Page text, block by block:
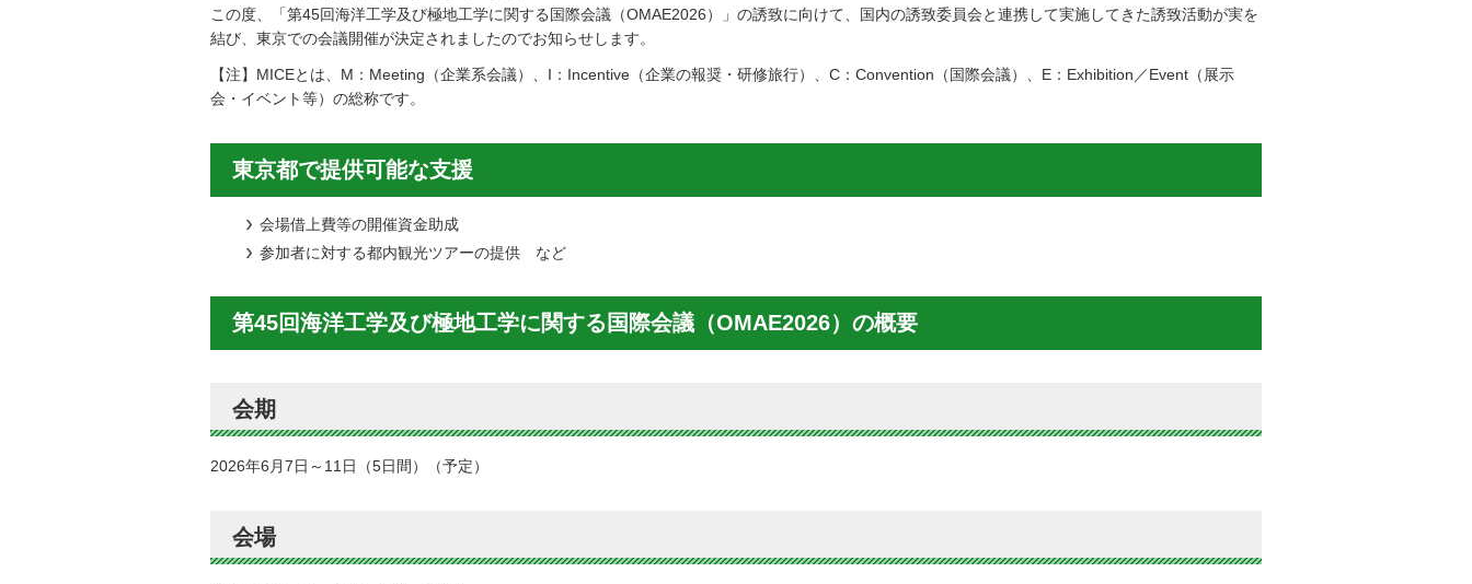
この度、「第45回海洋工学及び極地工学に関する国際会議（OMAE2026）」の誘致に向けて、国内の誘致委員会と連携して実施してきた誘致活動が実を
結び、東京での会議開催が決定されましたのでお知らせします。
【注】MICEとは、M：Meeting（企業系会議）、I：Incentive（企業の報奨・研修旅行）、C：Convention（国際会議）、E：Exhibition／Event（展示
会・イベント等）の総称です。
東京都で提供可能な支援
会場借上費等の開催資金助成
参加者に対する都内観光ツアーの提供 など
第45回海洋工学及び極地工学に関する国際会議（OMAE2026）の概要
会期
2026年6月7日～11日（5日間）（予定）
会場